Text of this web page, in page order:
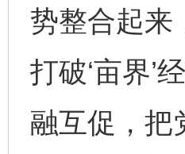
势整合起来
打破‘亩界’
融互促，把